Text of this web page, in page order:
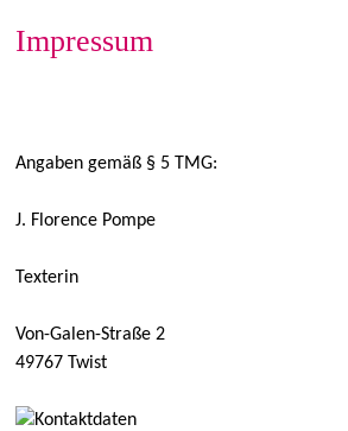
Impressum
Angaben gemäß § 5 TMG:
J. Florence Pompe
Texterin
Von-Galen-Straße 2
49767 Twist